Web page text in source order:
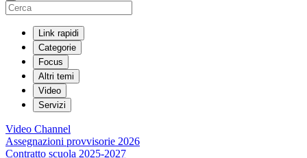
Link rapidi
Categorie
Focus
Altri temi
Video
Servizi
Video Channel
Assegnazioni provvisorie 2026
Contratto scuola 2025-2027